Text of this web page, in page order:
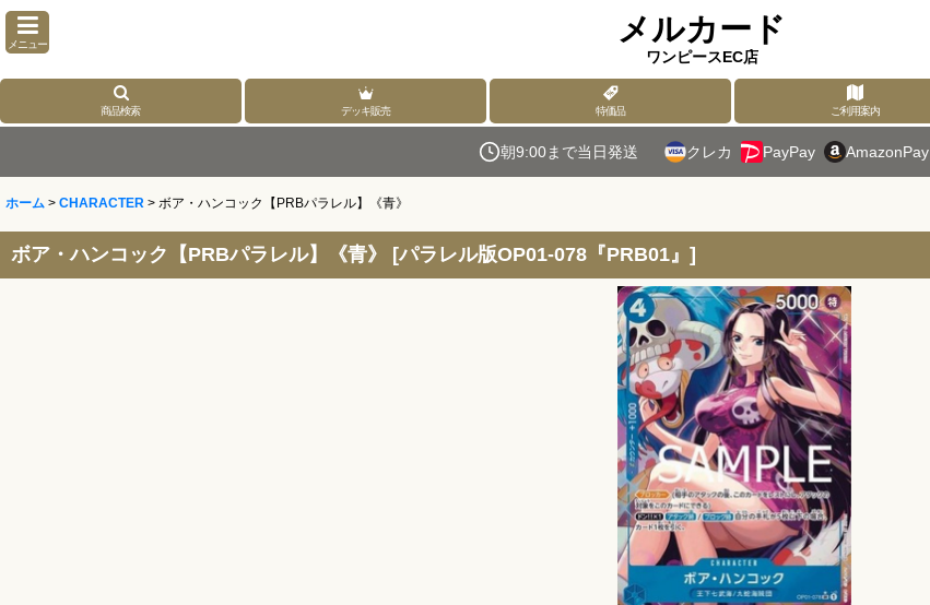
メニュー メルカード
ワンピースEC店
商品検索 デッキ販売 特価品 ご利用案内
朝9:00まで当日発送 クレカ PayPay AmazonPay
ホーム > CHARACTER > ボア・ハンコック【PRBパラレル】《青》
ボア・ハンコック【PRBパラレル】《青》 [パラレル版OP01-078『PRB01』 ]